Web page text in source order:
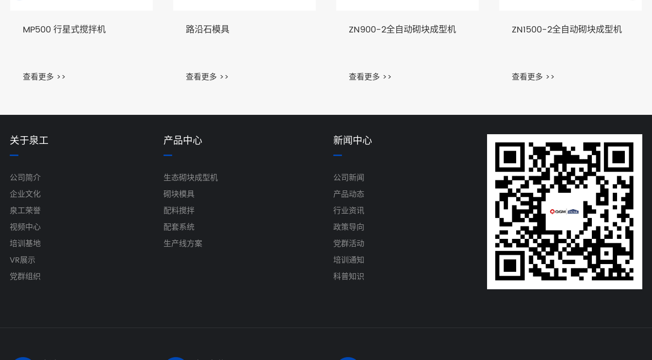
MP500 行星式搅拌机
查看更多 >>
路沿石模具
查看更多 >>
ZN900-2全自动砌块成型机
查看更多 >>
ZN1500-2全自动砌块成型机
查看更多 >>
关于泉工
公司简介
企业文化
泉工荣誉
视频中心
培训基地
VR展示
党群组织
产品中心
生态砌块成型机
砌块模具
配料搅拌
配套系统
生产线方案
新闻中心
公司新闻
产品动态
行业资讯
政策导向
党群活动
培训通知
科普知识